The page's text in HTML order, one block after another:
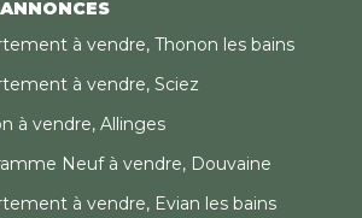
à vendre, Thonon les bains
à vendre, Sciez
à vendre, Allinges
Neuf à vendre, Douvaine
à vendre, Evian les bains